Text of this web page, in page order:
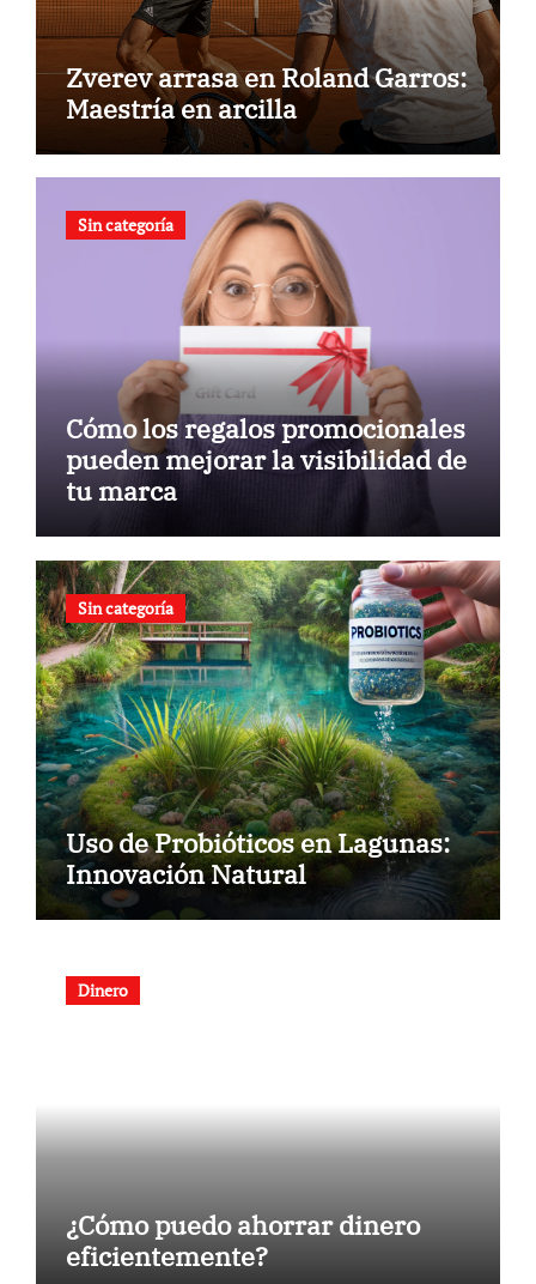
Zverev arrasa en Roland Garros:
Maestría en arcilla
Sin categoría
Cómo los regalos promocionales
pueden mejorar la visibilidad de
tu marca
Sin categoría
Uso de Probióticos en Lagunas:
Innovación Natural
Dinero
¿Cómo puedo ahorrar dinero
eficientemente?